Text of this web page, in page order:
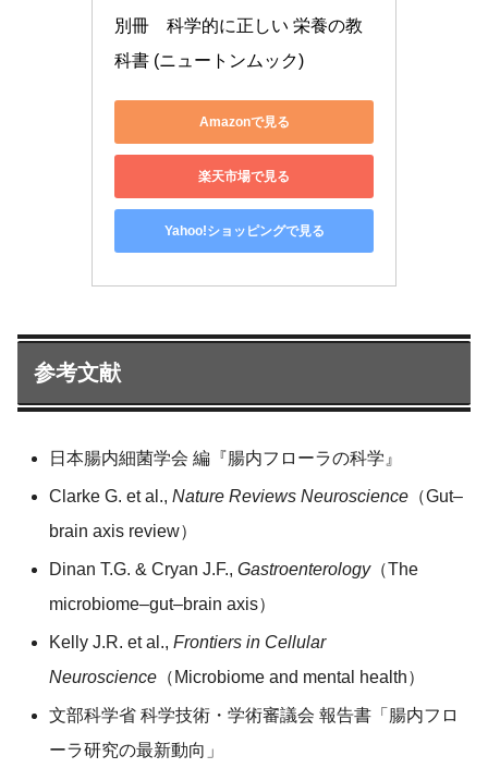
別冊　科学的に正しい 栄養の教
科書 (ニュートンムック)
Amazonで見る
楽天市場で見る
Yahoo!ショッピングで見る
参考文献
日本腸内細菌学会 編『腸内フローラの科学』
Clarke G. et al.,Nature Reviews Neuroscience （Gut–
brain axis review）
Dinan T.G. & Cryan J.F.,Gastroenterology（The
microbiome–gut–brain axis）
Kelly J.R. et al.,Frontiers in Cellular
Neuroscience （Microbiome and mental health）
文部科学省 科学技術・学術審議会 報告書「腸内フロ
ーラ研究の最新動向」